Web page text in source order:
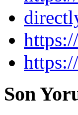
Son